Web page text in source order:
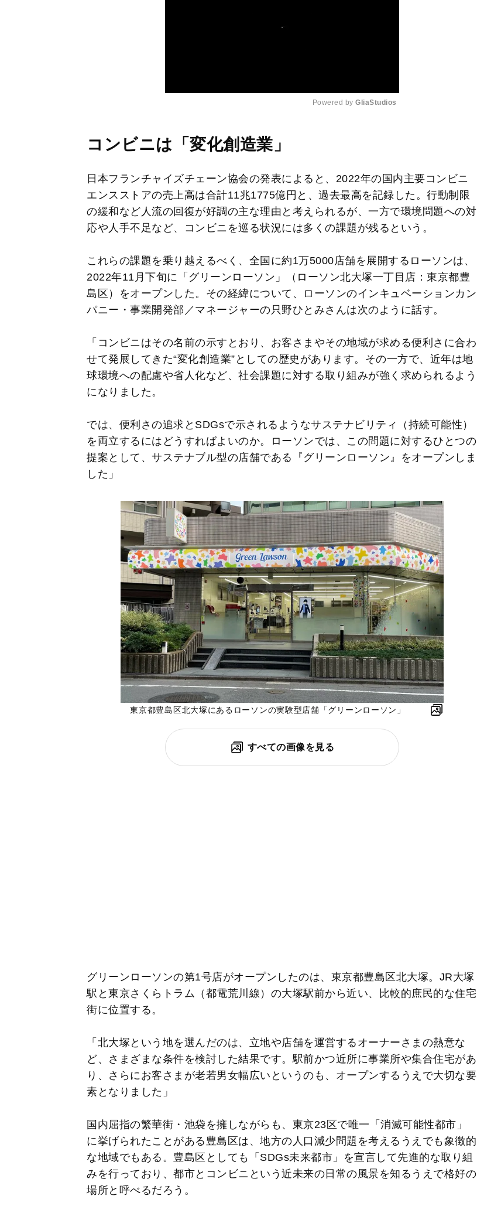
e
Powered by GliaStudios
コンビニは「変化創造業」
日本フランチャイズチェーン協会の発表によると、2022年の国内主要コンビニ
エンスストアの売上高は合計11兆1775億円と、過去最高を記録した。行動制限
の緩和など人流の回復が好調の主な理由と考えられるが、一方で環境問題への対
応や人手不足など、コンビニを巡る状況には多くの課題が残るという。
これらの課題を乗り越えるべく、全国に約1万5000店舗を展開するローソンは、
2022年11月下旬に「グリーンローソン」（ローソン北大塚一丁目店：東京都豊
島区）をオープンした。その経緯について、ローソンのインキュベーションカン
パニー・事業開発部／マネージャーの只野ひとみさんは次のように話す。
「コンビニはその名前の示すとおり、お客さまやその地域が求める便利さに合わ
せて発展してきた“変化創造業”としての歴史があります。その一方で、近年は地
球環境への配慮や省人化など、社会課題に対する取り組みが強く求められるよう
になりました。
では、便利さの追求とSDGsで示されるようなサステナビリティ（持続可能性）
を両立するにはどうすればよいのか。ローソンでは、この問題に対するひとつの
提案として、サステナブル型の店舗である『グリーンローソン』をオープンしま
した」
東京都豊島区北大塚にあるローソンの実験型店舗「グリーンローソン」
すべての画像を見る
グリーンローソンの第1号店がオープンしたのは、東京都豊島区北大塚。JR大塚
駅と東京さくらトラム（都電荒川線）の大塚駅前から近い、比較的庶民的な住宅
街に位置する。
「北大塚という地を選んだのは、立地や店舗を運営するオーナーさまの熱意な
ど、さまざまな条件を検討した結果です。駅前かつ近所に事業所や集合住宅があ
り、さらにお客さまが老若男女幅広いというのも、オープンするうえで大切な要
素となりました」
国内屈指の繁華街・池袋を擁しながらも、東京23区で唯一「消滅可能性都市」
に挙げられたことがある豊島区は、地方の人口減少問題を考えるうえでも象徴的
な地域でもある。豊島区としても「SDGs未来都市」を宣言して先進的な取り組
みを行っており、都市とコンビニという近未来の日常の風景を知るうえで格好の
場所と呼べるだろう。